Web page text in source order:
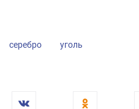
серебро уголь